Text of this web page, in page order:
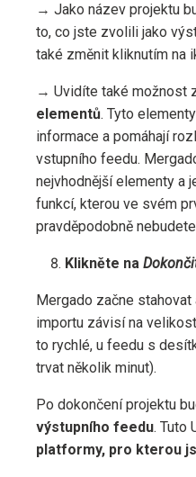
→ Jako název projektu
to, co jste zvolili jako
také změnit kliknutím na
→ Uvidíte také možnost
elementů. Tyto
informace a pomáhají
vstupního feedu.
nejvhodnější elementy a
funkcí, kterou ve svém
pravděpodobně
Klikněte na
Mergado začne
importu závisí na
to rychlé, u feedu s
trvat několik minut).
Po dokončení projektu
výstupního feedu. Tuto
platformy, pro kterou